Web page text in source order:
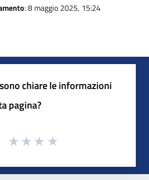
: 8 maggio 2025, 15:24
chiare le informazioni
pagina?